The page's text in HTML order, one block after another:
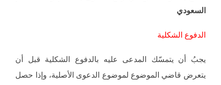
السعودي
الدفوع الشكلية
يجبُ أن يتمسّك المدعى عليه بالدفوع الشكلية قبل أن
يتعرض قاضي الموضوع لموضوع الدعوى الأصلية، وإذا حصل